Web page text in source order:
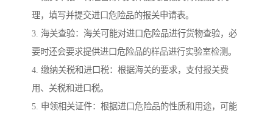
理，填写并提交进口危险品的报关申请表。
3. 海关查验：海关可能对进口危险品进行货物查验，必
要时还会要求提供进口危险品的样品进行实验室检测。
4. 缴纳关税和进口税：根据海关的要求，支付报关费
用、关税和进口税。
5. 申领相关证件：根据进口危险品的性质和用途，可能